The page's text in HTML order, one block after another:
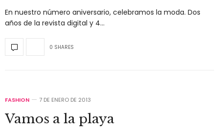
En nuestro número aniversario, celebramos la moda. Dos
años de la revista digital y 4…
0 SHARES
FASHION 7 DE ENERO DE 2013
Vamos a la playa